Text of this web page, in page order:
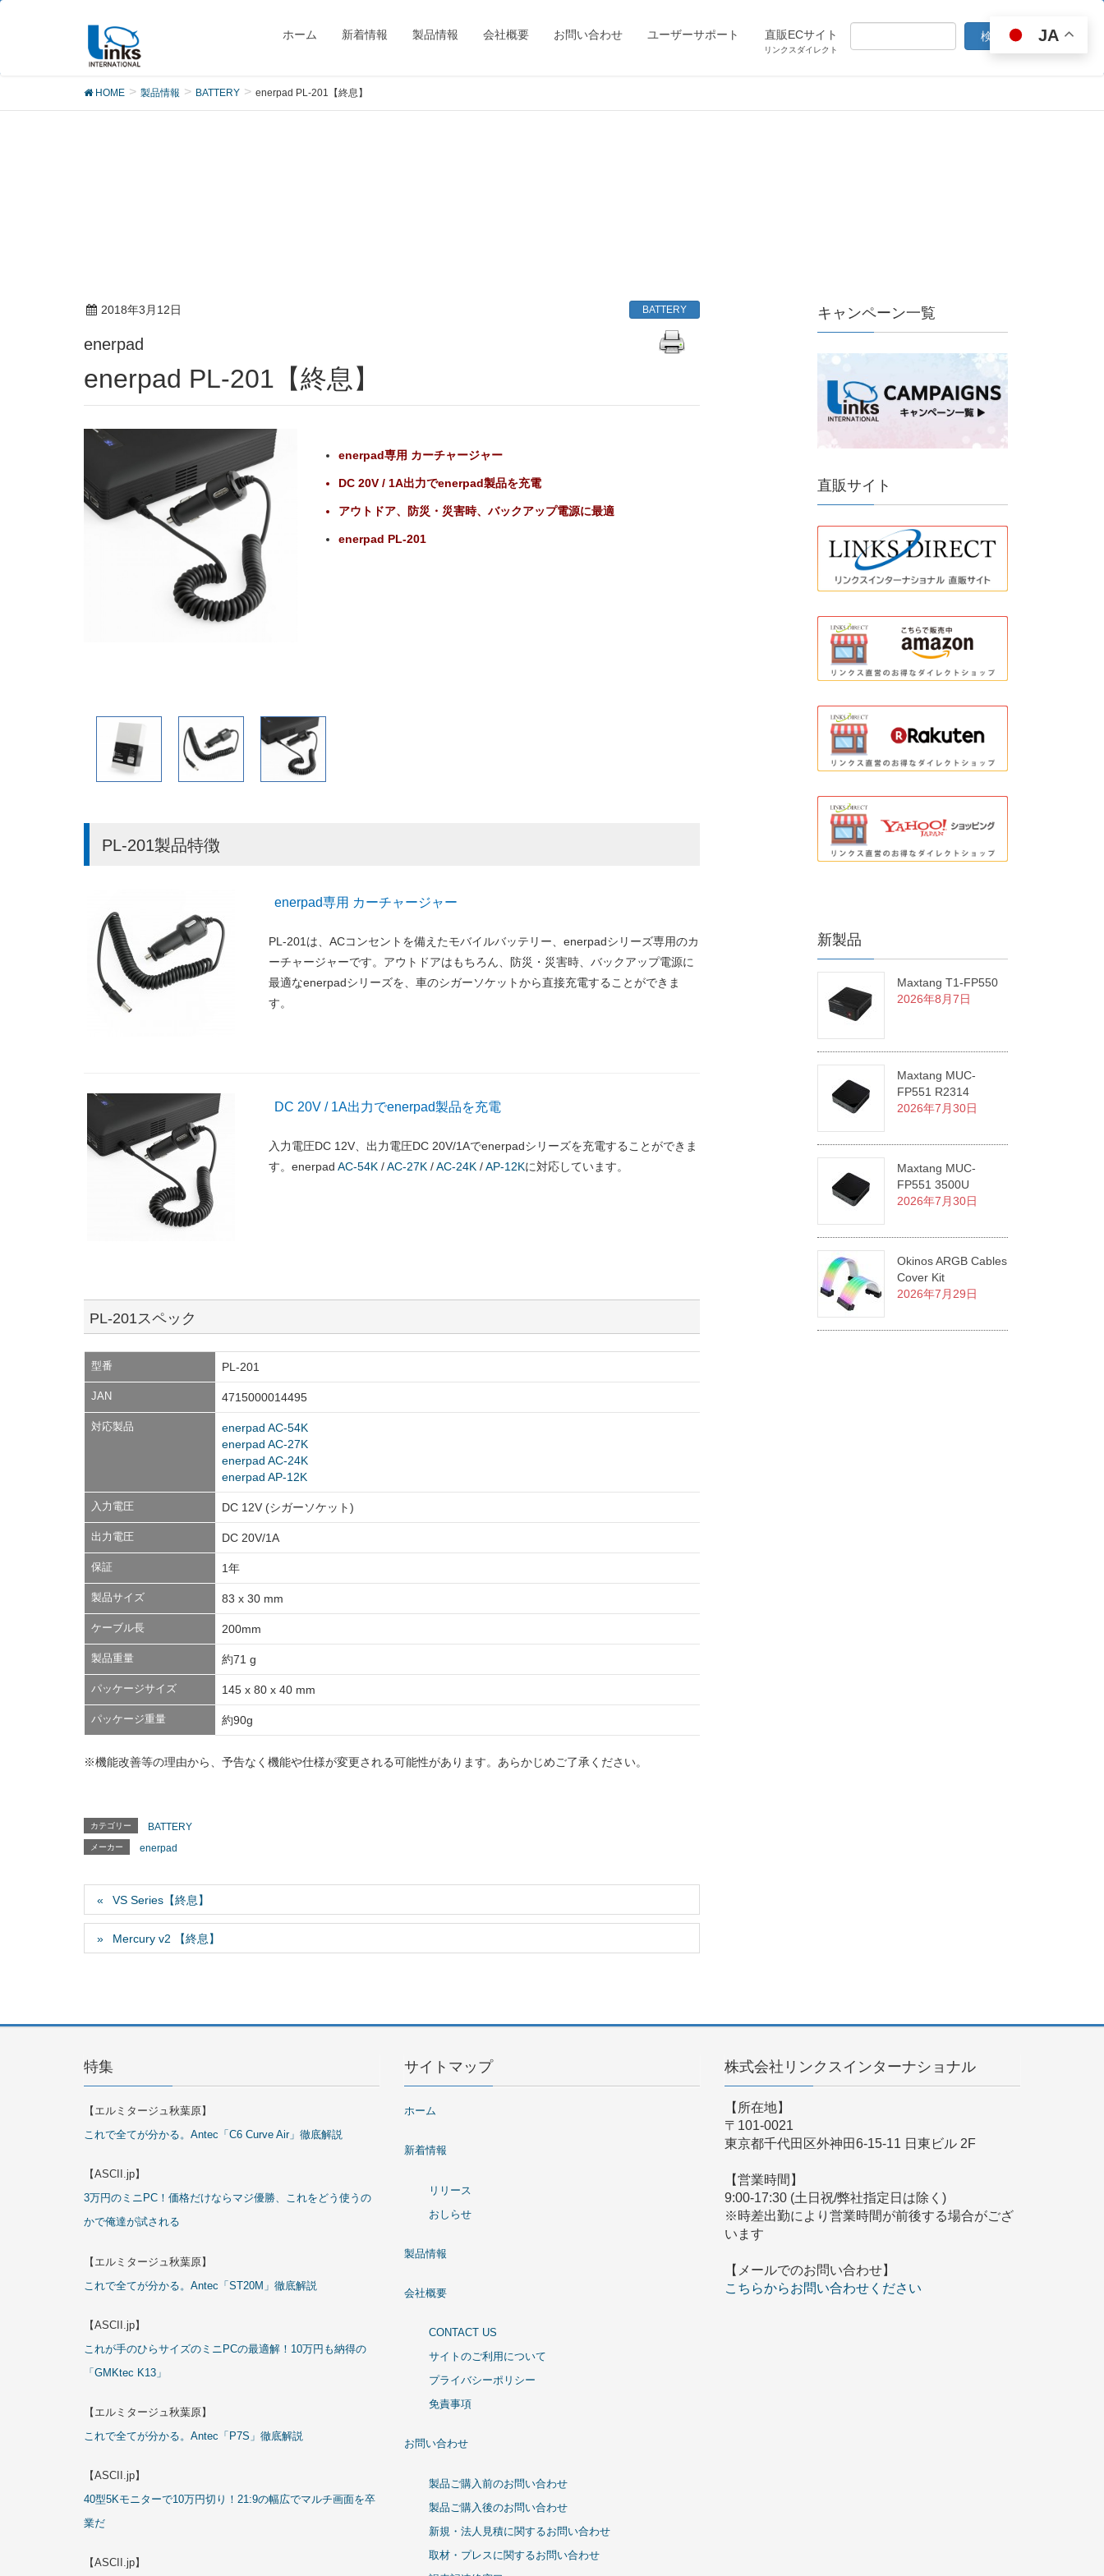
ホーム 新着情報 製品情報 会社概要 お問い合わせ ユーザーサポート 直販ECサイト
リンクスダイレクト
製品
HOME 製品情報 BATTERY enerpad PL-201【終息】
2018年3月12日 BATTERY
enerpad
enerpad PL-201【終息】
enerpad専用 カーチャージャー
DC 20V / 1A出力でenerpad製品を充電
アウトドア、防災・災害時、バックアップ電源に最適
enerpad PL-201
PL-201製品特徴
enerpad専用 カーチャージャー
PL-201は、ACコンセントを備えたモバイルバッテリー、enerpadシリーズ専用のカ
ーチャージャーです。アウトドアはもちろん、防災・災害時、バックアップ電源に
最適なenerpadシリーズを、車のシガーソケットから直接充電することができま
す。
DC 20V / 1A出力でenerpad製品を充電
入力電圧DC 12V、出力電圧DC 20V/1Aでenerpadシリーズを充電することができま
す。enerpad AC-54K /AC-27K /AC-24K /AP-12Kに対応しています。
PL-201スペック
型番 PL-201
JAN 4715000014495
対応製品
enerpad AC-54K
enerpad AC-27K
enerpad AC-24K
enerpad AP-12K
入力電圧 DC 12V (シガーソケット)
出力電圧 DC 20V/1A
保証 1年
製品サイズ 83 x 30 mm
ケーブル長 200mm
製品重量 約71 g
パッケージサイズ 145 x 80 x 40 mm
パッケージ重量 約90g
※機能改善等の理由から、予告なく機能や仕様が変更される可能性があります。あらかじめご了承ください。
カテゴリー BATTERY
メーカー enerpad
VS Series【終息】
Mercury v2 【終息】
キャンペーン一覧
直販サイト
新製品
Maxtang T1-FP550
2026年8月7日
Maxtang MUC-
FP551 R2314
2026年7月30日
Maxtang MUC-
FP551 3500U
2026年7月30日
Okinos ARGB Cables
Cover Kit
2026年7月29日
特集
【エルミタージュ秋葉原】
これで全てが分かる。Antec「C6 Curve Air」徹底解説
【ASCII.jp】
3万円のミニPC！価格だけならマジ優勝、これをどう使うの
かで俺達が試される
【エルミタージュ秋葉原】
これで全てが分かる。Antec「ST20M」徹底解説
【ASCII.jp】
これが手のひらサイズのミニPCの最適解！10万円も納得の
「GMKtec K13」
【エルミタージュ秋葉原】
これで全てが分かる。Antec「P7S」徹底解説
【ASCII.jp】
40型5Kモニターで10万円切り！21:9の幅広でマルチ画面を卒
業だ
【ASCII.jp】
サイトマップ
ホーム
新着情報
リリース
おしらせ
製品情報
会社概要
CONTACT US
サイトのご利用について
プライバシーポリシー
免責事項
お問い合わせ
製品ご購入前のお問い合わせ
製品ご購入後のお問い合わせ
新規・法人見積に関するお問い合わせ
取材・プレスに関するお問い合わせ
株式会社リンクスインターナショナル
【所在地】
〒101-0021
東京都千代田区外神田6-15-11 日東ビル 2F
【営業時間】
9:00-17:30 (土日祝/弊社指定日は除く)
※時差出勤により営業時間が前後する場合がござ
います
【メールでのお問い合わせ】
こちらからお問い合わせください
JA